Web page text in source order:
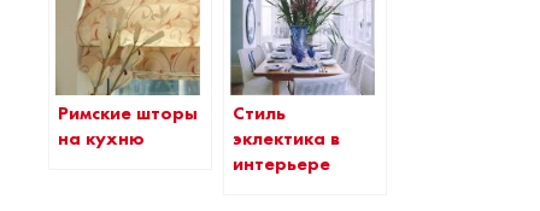
Римские шторы
на кухню
Стиль
эклектика в
интерьере